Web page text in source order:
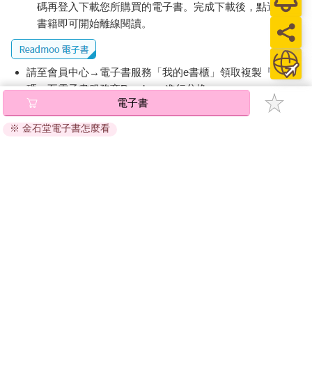
碼再登入下載您所購買的電子書。完成下載後，點選任一
書籍即可開始離線閱讀。
請至會員中心→電子書服務「我的e書櫃」領取複製『兌換
碼』至電子書服務商Readmoo進行兌換。
退換貨須知：
因版權保護，您在金石堂所購買的電子書僅能以金石堂專屬
電子書
※ 金石堂電子書怎麼看